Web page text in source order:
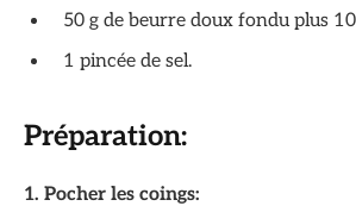
50 g de beurre doux fondu plus
1 pincée de sel.
Préparation:
1. Pocher les coings: